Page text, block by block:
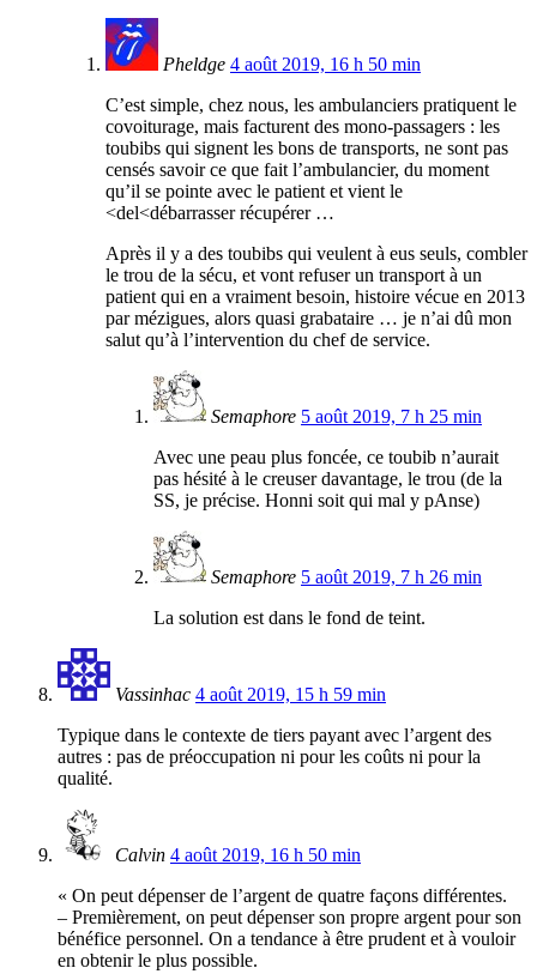
Pheldge 4 août 2019, 16 h 50 min
C’est simple, chez nous, les ambulanciers pratiquent le
covoiturage, mais facturent des mono-passagers : les
toubibs qui signent les bons de transports, ne sont pas
censés savoir ce que fait l’ambulancier, du moment
qu’il se pointe avec le patient et vient le
<del<débarrasser récupérer …
Après il y a des toubibs qui veulent à eus seuls, combler
le trou de la sécu, et vont refuser un transport à un
patient qui en a vraiment besoin, histoire vécue en 2013
par mézigues, alors quasi grabataire … je n’ai dû mon
salut qu’à l’intervention du chef de service.
Semaphore 5 août 2019, 7 h 25 min
Avec une peau plus foncée, ce toubib n’aurait
pas hésité à le creuser davantage, le trou (de la
SS, je précise. Honni soit qui mal y pAnse)
Semaphore 5 août 2019, 7 h 26 min
La solution est dans le fond de teint.
Vassinhac 4 août 2019, 15 h 59 min
Typique dans le contexte de tiers payant avec l’argent des
autres : pas de préoccupation ni pour les coûts ni pour la
qualité.
Calvin 4 août 2019, 16 h 50 min
« On peut dépenser de l’argent de quatre façons différentes.
– Premièrement, on peut dépenser son propre argent pour son
bénéfice personnel. On a tendance à être prudent et à vouloir
en obtenir le plus possible.